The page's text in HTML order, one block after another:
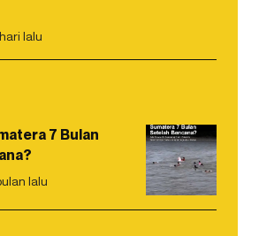
lalu
7 Bulan
lalu